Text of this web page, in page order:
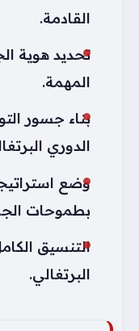
القادمة.
تحديد هوية
المهمة.
بناء جسور
الدوري
وضع
بطموحات
التنسيق
البرتغالي.